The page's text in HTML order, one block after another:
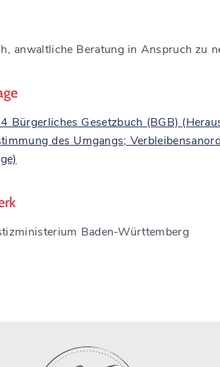
anwaltliche Beratung in Anspruch zu
Bürgerliches Gesetzbuch (BGB)
des Umgangs;
Baden-Württemberg